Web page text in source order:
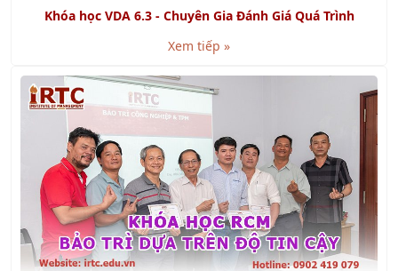
Khóa học RCM - Bảo Trì Dựa Trên Độ Tin Cậy
Xem tiếp »